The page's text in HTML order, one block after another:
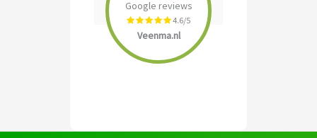
Google reviews
4.6/5
Veenma.nl